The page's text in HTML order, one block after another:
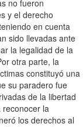
no fueron
y el derecho
en cuenta
sido llevadas ante
la legalidad de la
otra parte, la
constituyó una
su paradero fue
de la libertad
reconocer la
los derechos al